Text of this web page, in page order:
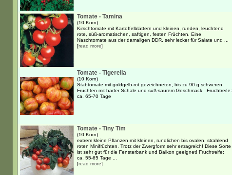
Tomate - Tamina
(10 Korn)
Kirschtomate mit Kartoffelblättern und kleinen, runden, leuchtend
rote, süß-aromatischen, saftigen, festen Früchten. Eine
Naschtomate aus der damaligen DDR, sehr lecker für Salate und ...
[read more]
Tomate - Tigerella
(10 Korn)
Stabtomate mit goldgelb-rot gezeichneten, bis zu 90 g schweren
Früchten mit harter Schale und süß-saurem Geschmack Fruchtreife:
ca. 65-70 Tage
Tomate - Tiny Tim
(10 Korn)
extrem kleine Pflanzen mit kleinen, rundlichen bis ovalen, strahlend
roten Minifrüchten. Trotz der Zwergform sehr ertragreich! Diese Sorte
ist sehr gut für die Fensterbank und Balkon geeignet! Fruchtreife:
ca. 55-65 Tage ...
[read more]